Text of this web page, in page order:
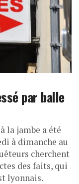
par balle
la jambe a été
à dimanche au
cherchent
des faits, qui
lyonnais.